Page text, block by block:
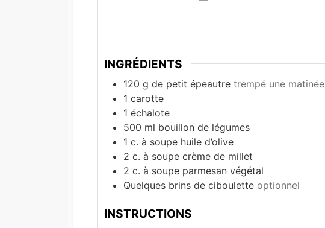
INGRÉDIENTS
120 g de petit épeautre trempé une matinée
1 carotte
1 échalote
500 ml bouillon de légumes
1 c. à soupe huile d’olive
2 c. à soupe crème de millet
2 c. à soupe parmesan végétal
Quelques brins de ciboulette optionnel
INSTRUCTIONS